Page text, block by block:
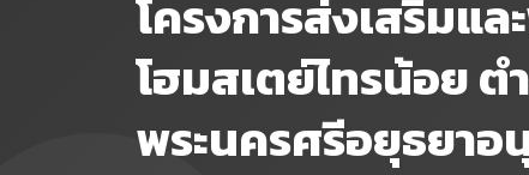
โครงการส่งเสริมแ
โฮมสเตย์ไทรน้อย ต
พระนครศรีอยุธยาอ